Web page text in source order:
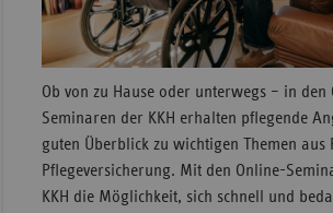
Ob von zu Hause oder unterwegs – in den
Seminaren der KKH erhalten pflegende
guten Überblick zu wichtigen Themen aus
Pflegeversicherung. Mit den Online-
KKH die Möglichkeit, sich schnell und